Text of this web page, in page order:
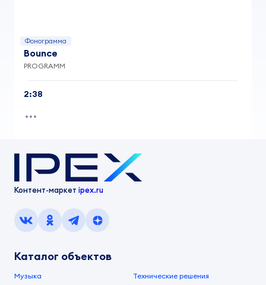
Фонограмма
Bounce
PROGRAMM
2:38
Контент-маркет ipex.ru
Каталог объектов
Музыка Технические решения